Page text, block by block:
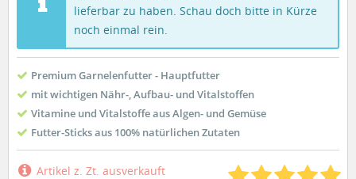
lieferbar zu haben. Schau doch bitte in Kürze
noch einmal rein.
Premium Garnelenfutter - Hauptfutter
mit wichtigen Nähr-, Aufbau- und Vitalstoffen
Vitamine und Vitalstoffe aus Algen- und Gemüse
Futter-Sticks aus 100% natürlichen Zutaten
Artikel z. Zt. ausverkauft